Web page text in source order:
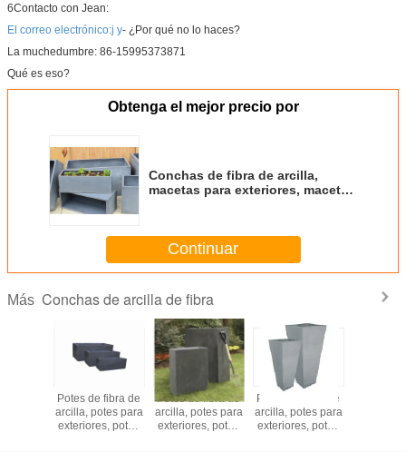
6Contacto con Jean:
El correo electrónico:j y- ¿Por qué no lo haces?
La muchedumbre: 86-15995373871
Qué es eso?
Obtenga el mejor precio por
Conchas de fibra de arcilla,
macetas para exteriores, macetas
Continuar
Más Conchas de arcilla de fibra
Potes de fibra de
arcilla, potes para
exteriores, potes
Potes de fibra de
arcilla, potes para
exteriores, potes
Potes de fibra de
arcilla, potes para
exteriores, potes